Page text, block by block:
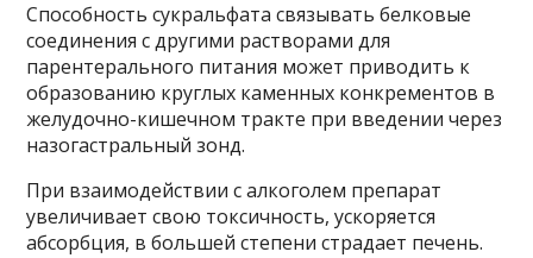
Способность сукральфата связывать белковые
соединения с другими растворами для
парентерального питания может приводить к
образованию круглых каменных конкрементов в
желудочно-кишечном тракте при введении через
назогастральный зонд.
При взаимодействии с алкоголем препарат
увеличивает свою токсичность, ускоряется
абсорбция, в большей степени страдает печень.